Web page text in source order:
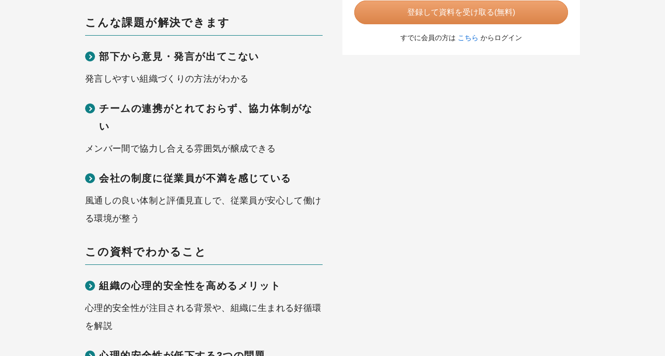
こんな課題が解決できます
部下から意見・発言が出てこない
発言しやすい組織づくりの方法がわかる
チームの連携がとれておらず、協力体制がな
い
メンバー間で協力し合える雰囲気が醸成できる
会社の制度に従業員が不満を感じている
風通しの良い体制と評価見直しで、従業員が安心して働け
る環境が整う
この資料でわかること
組織の心理的安全性を高めるメリット
心理的安全性が注目される背景や、組織に生まれる好循環
を解説
登録して資料を受け取る(無料)
すでに会員の方は こちら からログイン